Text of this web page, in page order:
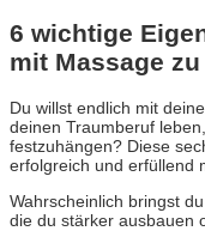
6 wichtige
mit Massage
Du willst endlich mit
deinen Traumberuf
festzuhängen? Diese
erfolgreich und erfüllend
Wahrscheinlich bringst
die du stärker ausbauen